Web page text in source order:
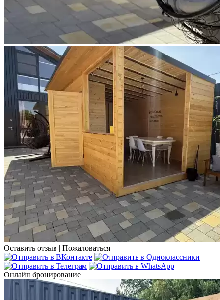
Оставить отзыв | Пожаловаться
Онлайн бронирование